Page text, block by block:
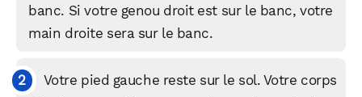
banc. Si votre genou droit est sur le banc, votre
main droite sera sur le banc.
Votre pied gauche reste sur le sol. Votre corps